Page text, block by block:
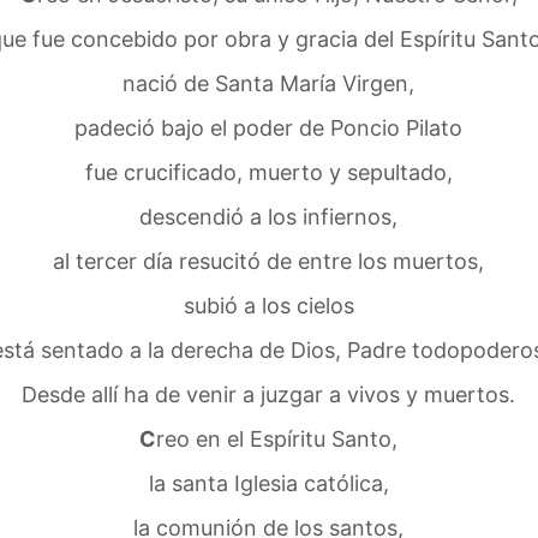
fue concebido por obra y gracia del Espíritu
nació de Santa María Virgen,
padeció bajo el poder de Poncio Pilato
fue crucificado, muerto y sepultado,
descendió a los infiernos,
al tercer día resucitó de entre los muertos,
subió a los cielos
sentado a la derecha de Dios, Padre
Desde allí ha de venir a juzgar a vivos y muertos.
Creo en el Espíritu Santo,
la santa Iglesia católica,
la comunión de los santos,